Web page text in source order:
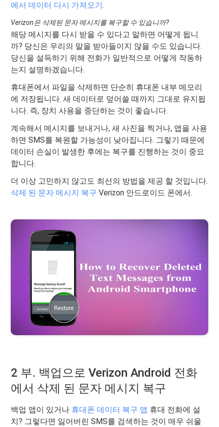
에서 데이터 다시 가져오기.
Verizon은 삭제된 문자 메시지를 복구할 수 있습니까?
해당 메시지를 다시 받을 수 있다고 말하면 어떻게 됩니
까? 당신은 우리의 말을 받아들이지 않을 수도 있습니다.
당신을 설득하기 위해 전화가 일반적으로 어떻게 작동하
는지 설명하겠습니다.
휴대폰에서 파일을 삭제하면 단순히 휴대폰 내부 메모리
에 저장됩니다. 새 데이터로 덮어쓸 때까지 그대로 유지됩
니다. 즉, 장치 사용을 중단하는 것이 좋습니다.
계속해서 메시지를 보내거나, 새 사진을 찍거나, 앱을 사용
하면 SMS를 복원할 가능성이 낮아집니다. 그렇기 때문에
데이터 손실이 발생한 후에는 복구를 진행하는 것이 중요
합니다.
더 이상 고민하지 않고도 최선의 방법을 제공 할 것입니다.
삭제 된 문자 메시지 복구 Verizon 안드로이드 폰에서.
2 부. 백업으로 Verizon Android 전화
에서 삭제 된 문자 메시지 복구
백업 앱이 있거나 휴대폰 데이터 복구 앱 휴대 전화에 설
치? 그렇다면 잃어버린 SMS를 검색하는 것이 매우 쉬울